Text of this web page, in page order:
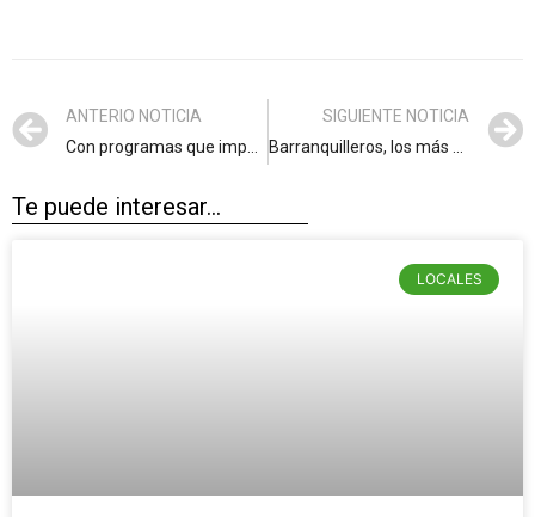
ANTERIO NOTICIA
SIGUIENTE NOTICIA
Te puede interesar...
LOCALES